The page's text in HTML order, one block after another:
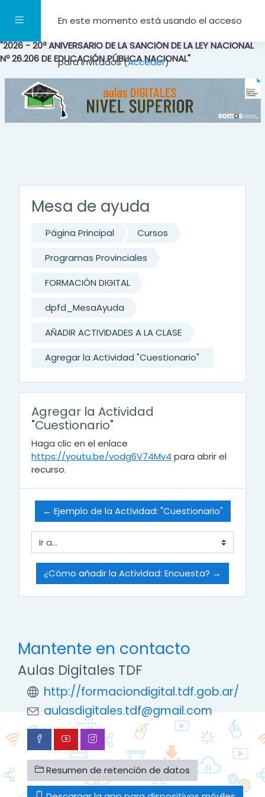
Panel lateralEn este momento está usando el acceso
para invitados (Acceder)
"2026 - 20º ANIVERSARIO DE LA SANCIÓN DE LA LEY NACIONAL
Nº 26.206 DE EDUCACIÓN PÚBLICA NACIONAL"
Mesa de ayuda
Página Principal
Cursos
Programas Provinciales
FORMACIÓN DIGITAL
dpfd_MesaAyuda
AÑADIR ACTIVIDADES A LA CLASE
Agregar la Actividad "Cuestionario"
Agregar la Actividad
"Cuestionario"
Haga clic en el enlace
https://youtu.be/vodg6V74Mv4 para abrir el
recurso.
← Ejemplo de la Actividad: "Cuestionario"
Ir a...
¿Cómo añadir la Actividad: Encuesta? →
Mantente en contacto
Aulas Digitales TDF
http://formaciondigital.tdf.gob.ar/
aulasdigitales.tdf@gmail.com
Resumen de retención de datos